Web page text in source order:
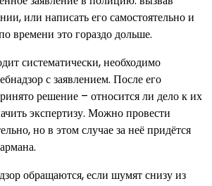
или написать его самостоятельно и
времени это гораздо дольше.
систематически, необходимо
с заявлением. После его
решение – относится ли дело к их
экспертизу. Можно провести
но в этом случае за неё придётся
обращаются, если шумят снизу из